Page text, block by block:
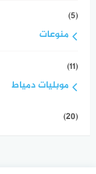
(5)
منوعات
(11)
موبليات دمياط
(20)